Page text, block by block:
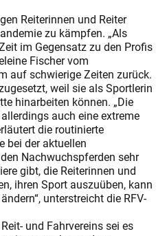
Reiterinnen und Reiter
zu kämpfen. „Als
im Gegensatz zu den Profis
Fischer vom
auf schwierige Zeiten zurück.
weil sie als Sportlerin
hinarbeiten können. „Die
auch eine extreme
die routinierte
bei der aktuellen
Nachwuchspferden sehr
gibt, die Reiterinnen und
ihren Sport auszuüben, kann
unterstreicht die RFV-
und Fahrvereins sei es